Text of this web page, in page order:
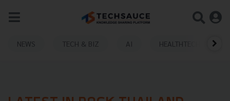
NEWS TECH & BIZ AI HEALTHTECH